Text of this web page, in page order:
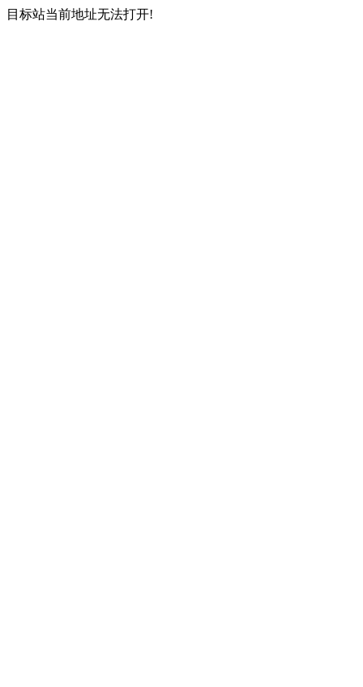
目标站当前地址无法打开!